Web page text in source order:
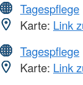
Tagespflege
Karte: Link
Tagespflege
Karte: Link